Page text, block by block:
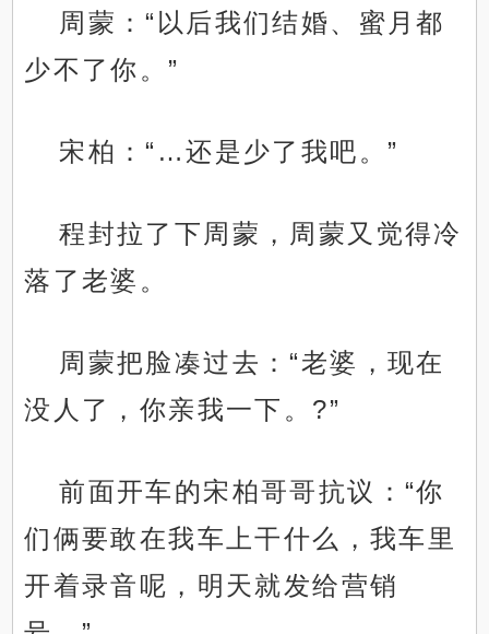
周蒙：“以后我们结婚、蜜月都
少不了你。”
宋柏：“…还是少了我吧。”
程封拉了下周蒙，周蒙又觉得冷
落了老婆。
周蒙把脸凑过去：“老婆，现在
没人了，你亲我一下。?”
前面开车的宋柏哥哥抗议：“你
们俩要敢在我车上干什么，我车里
开着录音呢，明天就发给营销